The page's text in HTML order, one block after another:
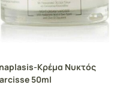
Κρέμα Νυκτός
50ml